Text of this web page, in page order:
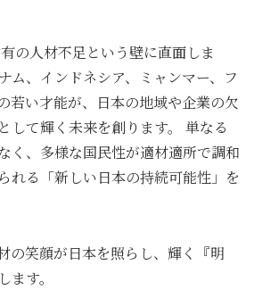
の人材不足という壁に直面しま
ム、インドネシア、ミャンマー、フ
若い才能が、日本の地域や企業の欠
して輝く未来を創ります。 単なる
く、多様な国民性が適材適所で調和
れる「新しい日本の持続可能性」を
の笑顔が日本を照らし、輝く『明
す。